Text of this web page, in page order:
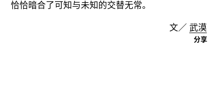
恰恰暗合了可知与未知的交替无常。
文／ 武漠
分享